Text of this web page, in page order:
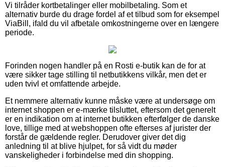
Vi tilråder kortbetalinger eller mobilbetaling. Som et
alternativ burde du drage fordel af et tilbud som for eksempel
ViaBill, ifald du vil afbetale omkostningerne over en længere
periode.
Forinden nogen handler på en Rosti e-butik kan de for at
være sikker tage stilling til netbutikkens vilkår, men det er
uden tvivl et omfattende arbejde.
Et nemmere alternativ kunne måske være at undersøge om
internet shoppen er e-mærke tilsluttet, eftersom det generelt
er en indikation om at internet butikken efterfølger de danske
love, tillige med at webshoppen ofte efterses af jurister der
forstår de gældende regler. Derudover giver det dig
anledning til at blive hjulpet, for så vidt du møder
vanskeligheder i forbindelse med din shopping.